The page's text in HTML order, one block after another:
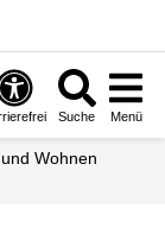
Suche Menü
Wohnen